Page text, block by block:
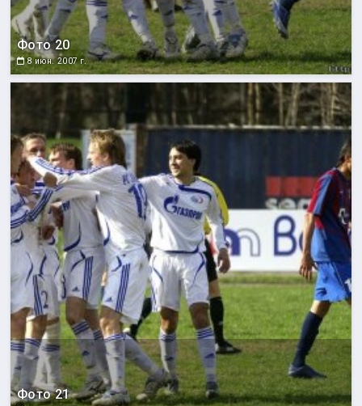
Фото 20
8 июн. 2007 г.
Фото 21